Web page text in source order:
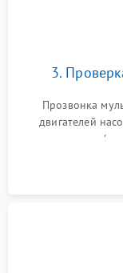
3.
Прозвонка
двигателей
прессостата
концевика